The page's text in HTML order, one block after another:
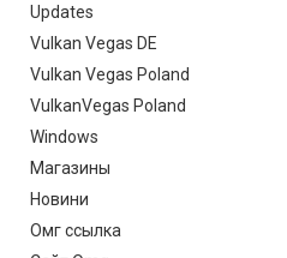
Updates
Vulkan Vegas DE
Vulkan Vegas Poland
VulkanVegas Poland
Windows
Магазины
Новини
Омг ссылка